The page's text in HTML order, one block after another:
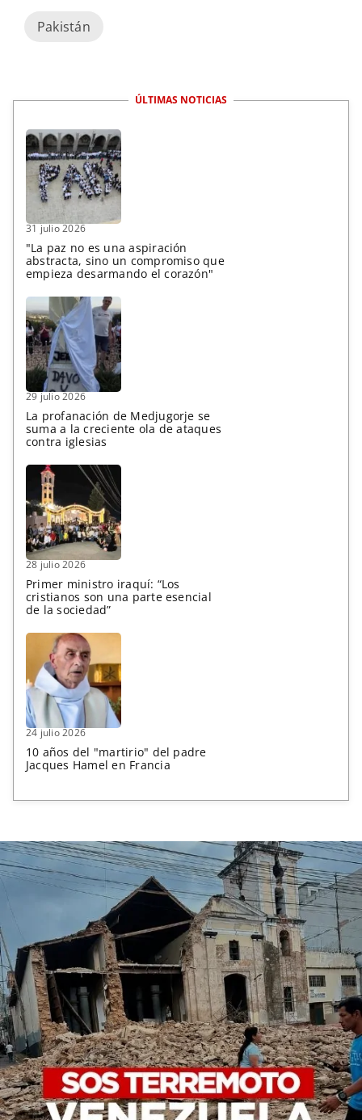
Pakistán
ÚLTIMAS NOTICIAS
31 julio 2026
"La paz no es una aspiración
abstracta, sino un compromiso que
empieza desarmando el corazón"
29 julio 2026
La profanación de Medjugorje se
suma a la creciente ola de ataques
contra iglesias
28 julio 2026
Primer ministro iraquí: “Los
cristianos son una parte esencial
de la sociedad”
24 julio 2026
10 años del "martirio" del padre
Jacques Hamel en Francia